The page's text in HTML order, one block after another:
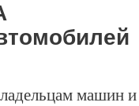
машин и